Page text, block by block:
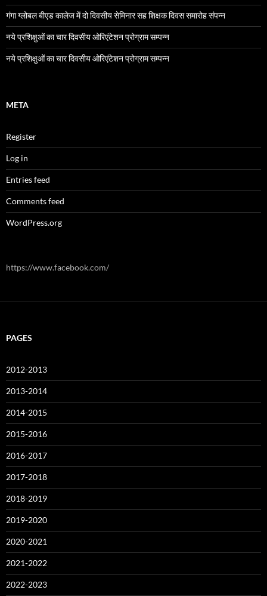
गंगा ग्लोबल बीएड कालेज में दो दिवसीय सेमिनार सह शिक्षक दिवस समारोह संपन्न
नये प्रशिक्षुओं का चार दिवसीय ओरिएंटेशन प्रोग्राम सम्पन्न
नये प्रशिक्षुओं का चार दिवसीय ओरिएंटेशन प्रोग्राम सम्पन्न
META
Register
Log in
Entries feed
Comments feed
WordPress.org
https://www.facebook.com/
PAGES
2012-2013
2013-2014
2014-2015
2015-2016
2016-2017
2017-2018
2018-2019
2019-2020
2020-2021
2021-2022
2022-2023